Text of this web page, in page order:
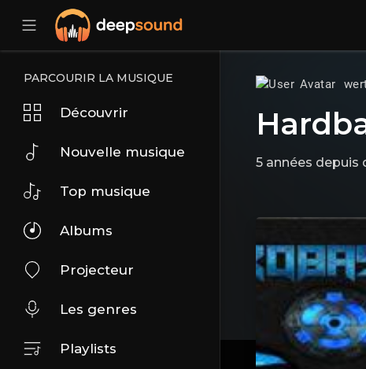
PARCOURIR LA MUSIQUE
Découvrir
Nouvelle musique
Top musique
Albums
Projecteur
Les genres
Playlists
5 années depuis